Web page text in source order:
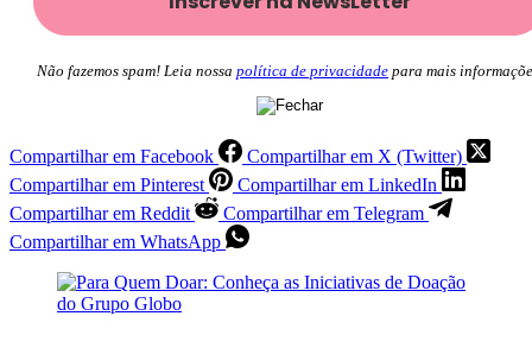
Não fazemos spam! Leia nossa política de privacidade para mais
Compartilhar em Facebook
Compartilhar em X (Twitter)
Compartilhar em Pinterest
Compartilhar em LinkedIn
Compartilhar em Reddit
Compartilhar em Telegram
Compartilhar em WhatsApp